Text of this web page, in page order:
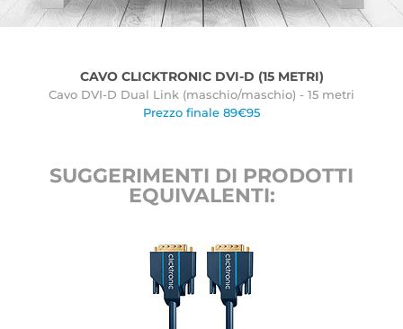
CAVO CLICKTRONIC DVI-D (15 METRI)
Cavo DVI-D Dual Link (maschio/maschio) - 15 metri
Prezzo finale 89€95
SUGGERIMENTI DI PRODOTTI
EQUIVALENTI: